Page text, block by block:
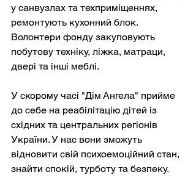
у санвузлах та техприміщеннях,
ремонтують кухонний блок.
Волонтери фонду закуповують
побутову техніку, ліжка, матраци,
двері та інші меблі.
У скорому часі "Дім Ангела" прийме
до себе на реабілітацію дітей із
східних та центральних регіонів
України. У нас вони зможуть
відновити свій психоемоційний стан,
знайти спокій, турботу та безпеку.